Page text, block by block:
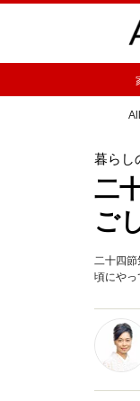
暮らし
二
ご
二十四
頃にやっ